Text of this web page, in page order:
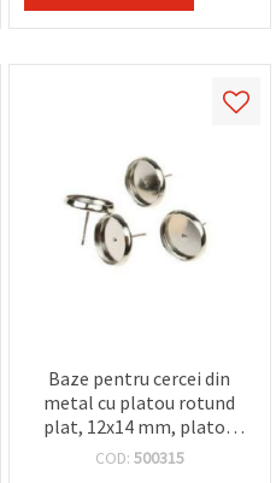
Baze pentru cercei din
metal cu platou rotund
plat, 12x14 mm, platou
Ø12 mm, argintiu, 10 buc.
COD: 500315